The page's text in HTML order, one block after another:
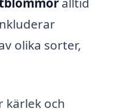
olika sorter,
kärlek och